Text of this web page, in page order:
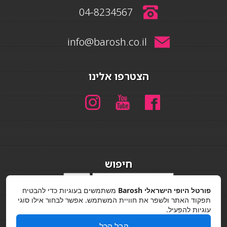
04-8234567
info@barosh.co.il
הצטרפו אלינו
חיפוש
מדיניות פרטיות
פורטל היופי הישראלי Barosh
משתמשים בעוגיות כדי להבטיח
תפקוד האתר ולשפר את חוויית המשתמש. אפשר לבחור אילו סוגי
עוגיות להפעיל.